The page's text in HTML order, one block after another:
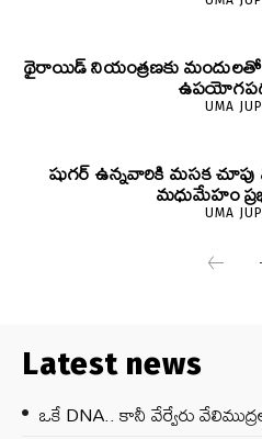
థైరాయిడ్ నియంత్రణకు
UMA
షుగర్ ఉన్నవారికి మసక
మధుమేహం
UMA
Latest news
ఒకే DNA.. కానీ వేర్వేరు